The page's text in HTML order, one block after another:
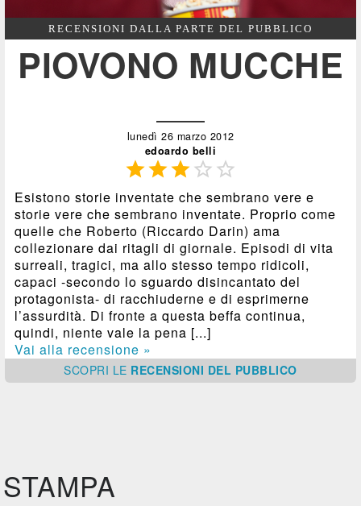
RECENSIONI DALLA PARTE DEL PUBBLICO
PIOVONO MUCCHE
lunedì 26 marzo 2012
edoardo belli
 
Esistono storie inventate che sembrano vere e
storie vere che sembrano inventate. Proprio come
quelle che Roberto (Riccardo Darin) ama
collezionare dai ritagli di giornale. Episodi di vita
surreali, tragici, ma allo stesso tempo ridicoli,
capaci -secondo lo sguardo disincantato del
protagonista- di racchiuderne e di esprimerne
l’assurdità. Di fronte a questa beffa continua,
quindi, niente vale la pena [...]
Vai alla recensione »
SCOPRI LE RECENSIONI DEL PUBBLICO
STAMPA